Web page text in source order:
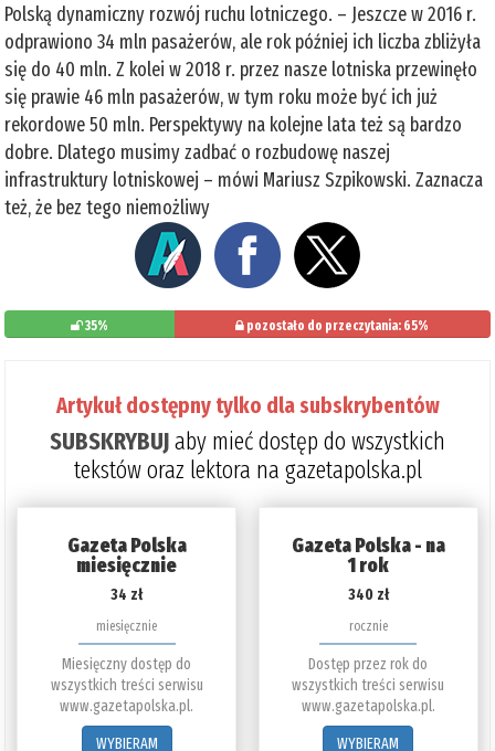
Polską dynamiczny rozwój ruchu lotniczego. – Jeszcze w 2016 r.
odprawiono 34 mln pasażerów, ale rok później ich liczba zbliżyła
się do 40 mln. Z kolei w 2018 r. przez nasze lotniska przewinęło
się prawie 46 mln pasażerów, w tym roku może być ich już
rekordowe 50 mln. Perspektywy na kolejne lata też są bardzo
dobre. Dlatego musimy zadbać o rozbudowę naszej
infrastruktury lotniskowej – mówi Mariusz Szpikowski. Zaznacza
też, że bez tego niemożliwy
35% pozostało do przeczytania: 65%
Artykuł dostępny tylko dla subskrybentów
SUBSKRYBUJaby mieć dostęp do wszystkich
tekstów oraz lektora na gazetapolska.pl
Gazeta Polska
miesięcznie
34 zł
miesięcznie
Miesięczny dostęp do
wszystkich treści serwisu
www.gazetapolska.pl.
WYBIERAM
Gazeta Polska - na
1 rok
340 zł
rocznie
Dostęp przez rok do
wszystkich treści serwisu
www.gazetapolska.pl.
WYBIERAM